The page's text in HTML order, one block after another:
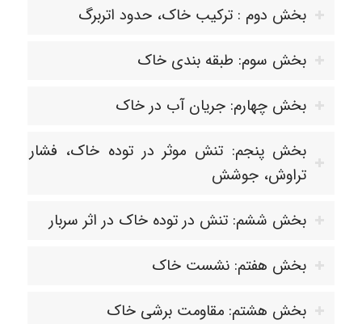
بخش دوم : ترکیب خاک، حدود اتربرگ
بخش سوم: طبقه بندی خاک
بخش چهارم: جریان آب در خاک
بخش پنجم: تنش موثر در توده خاک، فشار
تراوش، جوشش
بخش ششم: تنش در توده خاک در اثر سربار
بخش هفتم: نشست خاک
بخش هشتم: مقاومت برشی خاک